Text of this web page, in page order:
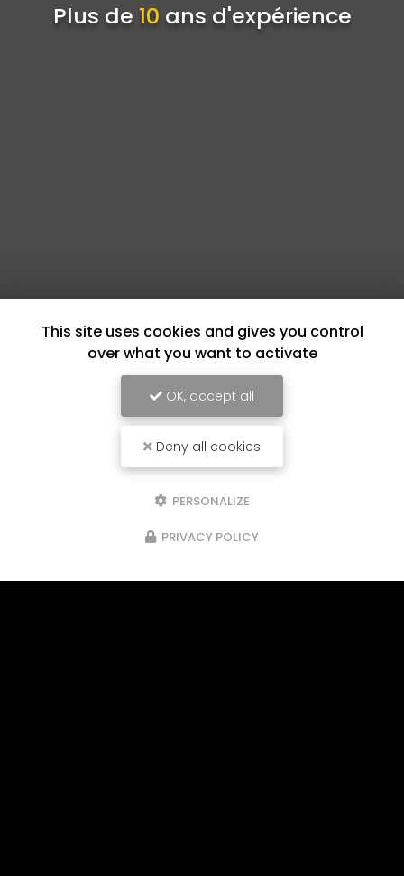
Plus de 10 ans d'expérience
This site uses cookies and gives you control
over what you want to activate
OK, accept all
Deny all cookies
PERSONALIZE
PRIVACY POLICY